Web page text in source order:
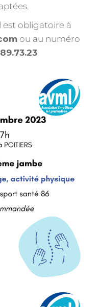
est obligatoire à
ou au numéro